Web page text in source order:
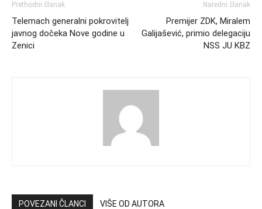
Prethodni članak
Telemach generalni pokrovitelj
javnog dočeka Nove godine u
Zenici
Naredni članak
Premijer ZDK, Miralem
Galijašević, primio delegaciju
NSS JU KBZ
POVEZANI ČLANCI VIŠE OD AUTORA